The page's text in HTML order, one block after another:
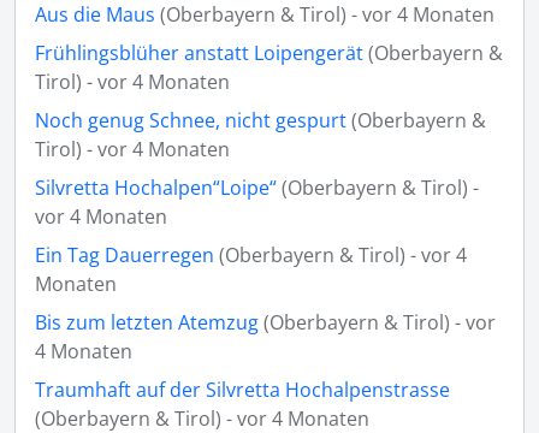
Aus die Maus (Oberbayern & Tirol) - vor 4 Monaten
Frühlingsblüher anstatt Loipengerät(Oberbayern &
Tirol) - vor 4 Monaten
Noch genug Schnee, nicht gespurt(Oberbayern &
Tirol) - vor 4 Monaten
Silvretta Hochalpen“Loipe“(Oberbayern & Tirol) -
vor 4 Monaten
Ein Tag Dauerregen (Oberbayern & Tirol) - vor 4
Monaten
Bis zum letzten Atemzug(Oberbayern & Tirol) - vor
4 Monaten
Traumhaft auf der Silvretta Hochalpenstrasse
(Oberbayern & Tirol) - vor 4 Monaten